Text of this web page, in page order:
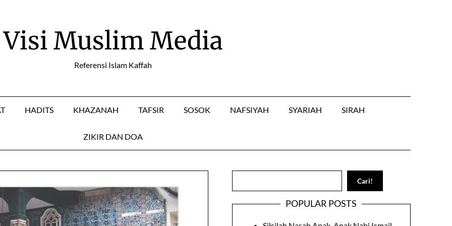
Visi Muslim Media
Referensi Islam Kaffah
HADITS KHAZANAH TAFSIR SOSOK NAFSIYAH SYARIAH SIRAH
ZIKIR DAN DOA
Cari!
POPULAR POSTS